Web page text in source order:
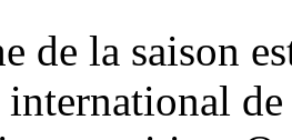
de la saison
international